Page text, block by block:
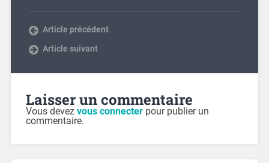
Article précédent
Article suivant
Laisser un commentaire
Vous devez vous connecterpour publier un
commentaire.